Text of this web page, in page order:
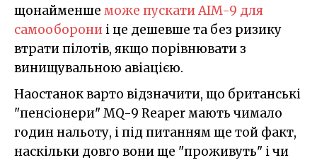
щонайменше може пускати AIM-9 для
самооборони і це дешевше та без ризику
втрати пілотів, якщо порівнювати з
винищувальною авіацією.
Наостанок варто відзначити, що британські
"пенсіонери" MQ-9 Reaper мають чимало
годин нальоту, і під питанням ще той факт,
наскільки довго вони ще "проживуть" і чи